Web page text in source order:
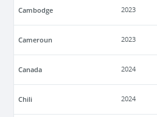
Cambodge 2023
Cameroun 2023
Canada 2024
Chili 2024